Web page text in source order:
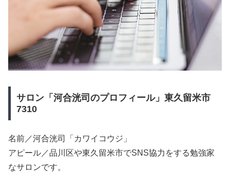
サロン「河合洸司のプロフィール」東久留米市
7310
名前／河合洸司「カワイコウジ」
アピール／品川区や東久留米市でSNS協力をする勉強家
なサロンです。